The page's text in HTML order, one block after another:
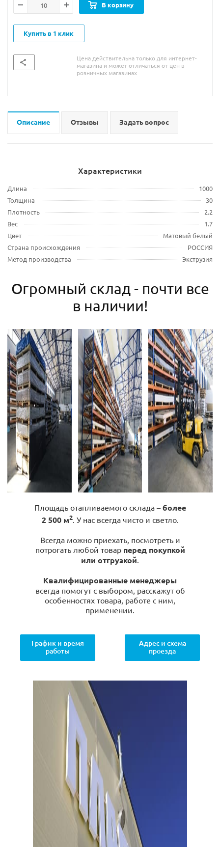
В корзину
Купить в 1 клик
Цена действительна только для интернет-
магазина и может отличаться от цен в
розничных магазинах
Описание Отзывы Задать вопрос
Характеристики
Длина
1000
Толщина
30
Плотность
2.2
Вес
1.7
Цвет
Матовый белый
Страна происхождения
РОССИЯ
Метод производства
Экструзия
Огромный склад - почти все
в наличии!
Площадь отапливаемого склада – более
2 500 м2. У нас всегда чисто и светло.
Всегда можно приехать, посмотреть и
потрогать любой товар перед покупкой
или отгрузкой.
Квалифицированные менеджеры
всегда помогут с выбором, расскажут об
особенностях товара, работе с ним,
применении.
График и время
работы
Адрес и схема
проезда